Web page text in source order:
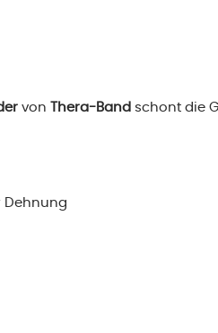
von Thera-Band schont die
Dehnung